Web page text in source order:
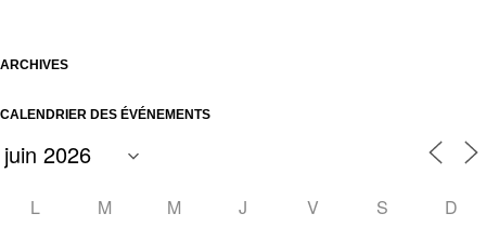
ARCHIVES
CALENDRIER DES ÉVÉNEMENTS
L M M J V S D